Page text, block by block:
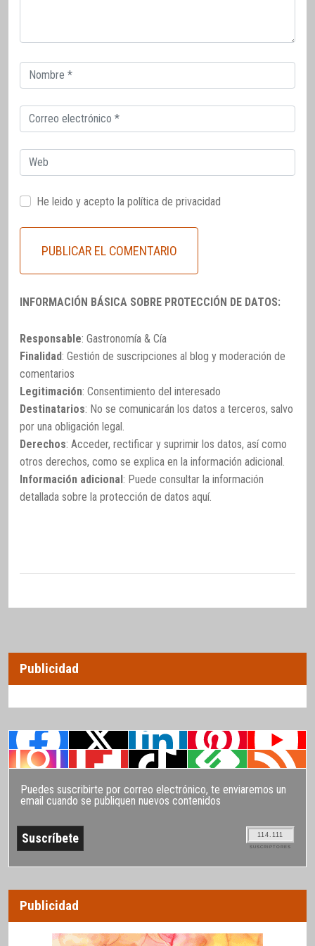
Correo
electrónico
Correo
electrónico
Web
He leido y acepto la política de privacidad
INFORMACIÓN BÁSICA SOBRE PROTECCIÓN DE DATOS:
Responsable: Gastronomía & Cía
Finalidad: Gestión de suscripciones al blog y moderación de
comentarios
Legitimación: Consentimiento del interesado
Destinatarios: No se comunicarán los datos a terceros, salvo
por una obligación legal.
Derechos: Acceder, rectificar y suprimir los datos, así como
otros derechos, como se explica en la información adicional.
Información adicional : Puede consultar la información
detallada sobre la protección de datos aquí.
Publicidad
Puedes suscribirte por correo electrónico, te enviaremos un
email cuando se publiquen nuevos contenidos
114.111
SUSCRIPTORES
Publicidad